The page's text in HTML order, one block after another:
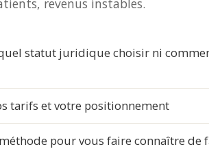
revenus instables.
quel statut juridique choisir ni
tarifs et votre positionnement
pour vous faire connaître de